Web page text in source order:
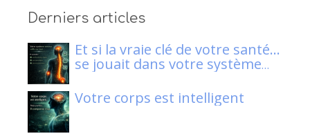
Derniers articles
Et si la vraie clé de votre santé…
se jouait dans votre système
Votre corps est intelligent